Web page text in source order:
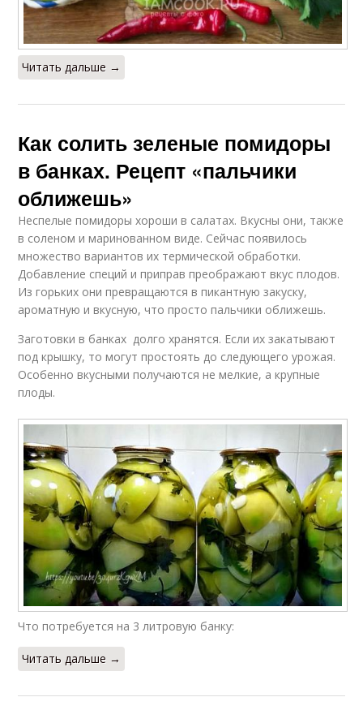
Читать дальше →
Как солить зеленые помидоры
в банках. Рецепт «пальчики
оближешь»
Неспелые помидоры хороши в салатах. Вкусны они, также
в соленом и маринованном виде. Сейчас появилось
множество вариантов их термической обработки.
Добавление специй и приправ преображают вкус плодов.
Из горьких они превращаются в пикантную закуску,
ароматную и вкусную, что просто пальчики оближешь.
Заготовки в банках долго хранятся. Если их закатывают
под крышку, то могут простоять до следующего урожая.
Особенно вкусными получаются не мелкие, а крупные
плоды.
Что потребуется на 3 литровую банку:
Читать дальше →